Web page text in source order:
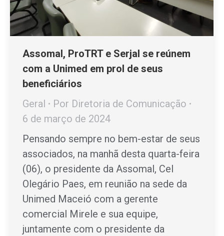
Assomal, ProTRT e Serjal se reúnem
com a Unimed em prol de seus
beneficiários
Geral
Por Diretoria de Comunicação
6 de março de 2024
Pensando sempre no bem-estar de seus
associados, na manhã desta quarta-feira
(06), o presidente da Assomal, Cel
Olegário Paes, em reunião na sede da
Unimed Maceió com a gerente
comercial Mirele e sua equipe,
juntamente com o presidente da